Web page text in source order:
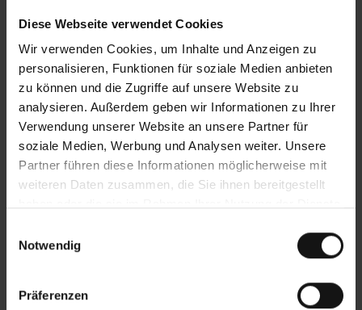
Diese Webseite verwendet Cookies
Wir verwenden Cookies, um Inhalte und Anzeigen zu
personalisieren, Funktionen für soziale Medien anbieten
zu können und die Zugriffe auf unsere Website zu
analysieren. Außerdem geben wir Informationen zu Ihrer
Verwendung unserer Website an unsere Partner für
soziale Medien, Werbung und Analysen weiter. Unsere
Partner führen diese Informationen möglicherweise mit
weiteren Daten zusammen, die Sie ihnen bereitgestellt
Notwendig
Präferenzen